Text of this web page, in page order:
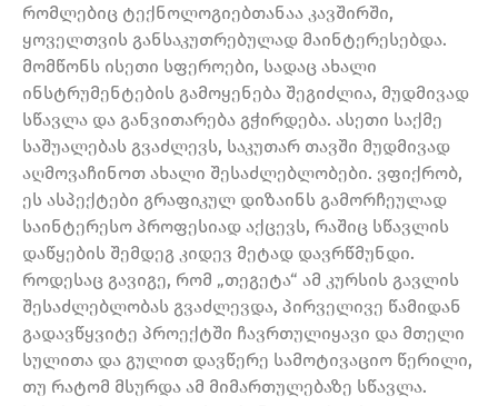
რომლებიც ტექნოლოგიებთანაა კავშირში,
ყოველთვის განსაკუთრებულად მაინტერესებდა.
მომწონს ისეთი სფეროები, სადაც ახალი
ინსტრუმენტების გამოყენება შეგიძლია, მუდმივად
სწავლა და განვითარება გჭირდება. ასეთი საქმე
საშუალებას გვაძლევს, საკუთარ თავში მუდმივად
აღმოვაჩინოთ ახალი შესაძლებლობები. ვფიქრობ,
ეს ასპექტები გრაფიკულ დიზაინს გამორჩეულად
საინტერესო პროფესიად აქცევს, რაშიც სწავლის
დაწყების შემდეგ კიდევ მეტად დავრწმუნდი.
როდესაც გავიგე, რომ „თეგეტა“ ამ კურსის გავლის
შესაძლებლობას გვაძლევდა, პირველივე წამიდან
გადავწყვიტე პროექტში ჩავრთულიყავი და მთელი
სულითა და გულით დავწერე სამოტივაციო წერილი,
თუ რატომ მსურდა ამ მიმართულებაზე სწავლა.